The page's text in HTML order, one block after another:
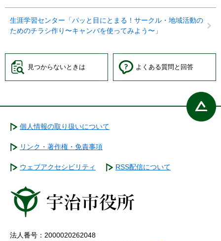
生涯学習センター「パッと目にとまる！サークル・地域活動の
ためのチラシ作り〜キャンバを使ってみよう〜」
見つからないときは よくある質問と回答
個人情報の取り扱いについて
リンク・著作権・免責事項
ウェブアクセシビリティ RSS配信について
法人番号：2000020262048